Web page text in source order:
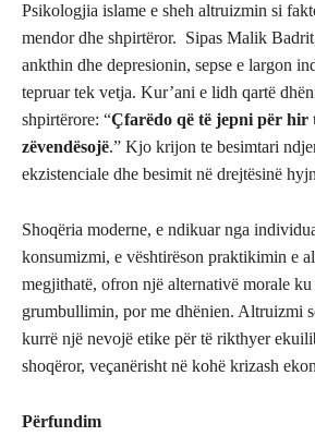
Psikologjia islame e sheh altruizmin si
mendor dhe shpirtëror. Sipas Malik
ankthin dhe depresionin, sepse e largon
tepruar tek vetja. Kur’ani e lidh qartë
shpirtërore: “Çfarëdo që të jepni për hir
zëvendësojë.” Kjo krijon te besimtari
ekzistenciale dhe besimit në drejtësinë
Shoqëria moderne, e ndikuar nga
konsumizmi, e vështirëson praktikimin e
megjithatë, ofron një alternativë morale
grumbullimin, por me dhënien. Altruizmi
kurrë një nevojë etike për të rikthyer
shoqëror, veçanërisht në kohë krizash
Përfundim